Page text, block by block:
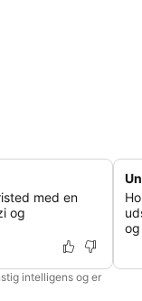
med en
og
intelligens og er